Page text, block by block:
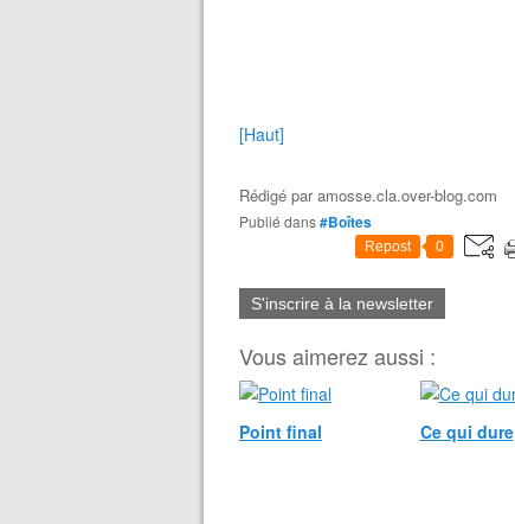
[Haut]
Rédigé paramosse.cla.over-blog.com
Publié dans#Boîtes
Repost 0
S'inscrire à la newsletter
Vous aimerez aussi :
Point final Ce qui dure